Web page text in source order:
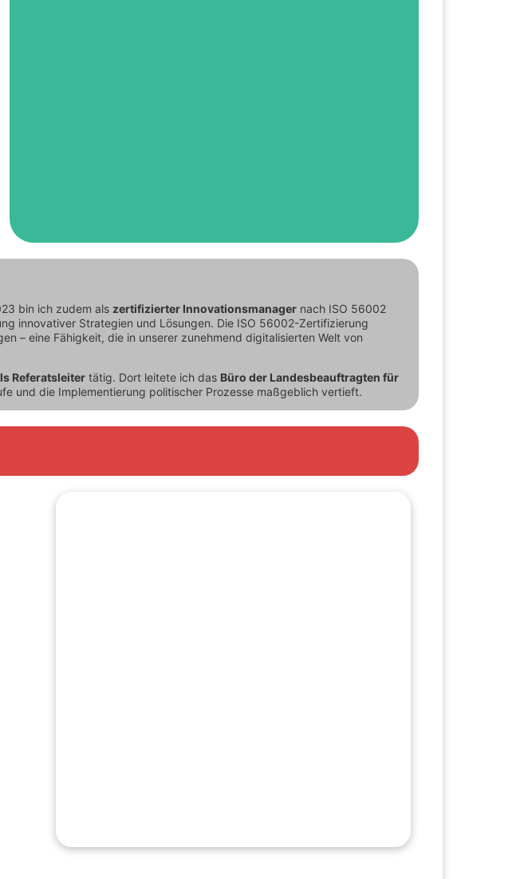
bin ich zudem als zertifizierter Innovationsmanager nach ISO 56002
innovativer Strategien und Lösungen. Die ISO 56002-Zertifizierung
– eine Fähigkeit, die in unserer zunehmend digitalisierten Welt von
Referatsleiter tätig. Dort leitete ich das Büro der Landesbeauftragten für
und die Implementierung politischer Prozesse maßgeblich vertieft.